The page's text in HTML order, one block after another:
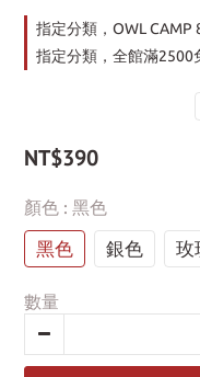
指定分類，OWL CAMP
指定分類，全館滿2500
NT$390
顏色 : 黑色
黑色 銀色 玫
數量